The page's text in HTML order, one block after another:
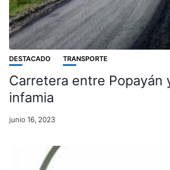
DESTACADO TRANSPORTE
Carretera entre Popayán
infamia
junio 16, 2023